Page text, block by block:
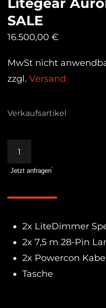
Litegear
SALE
16.500,00 €
MwSt nicht
zzgl. Versand
Verkaufsartikel
X
–
SALE
Menge
Jetzt anfragen
2x LiteDimmer
2x 7,5 m 28-Pin
2x Powercon
Tasche